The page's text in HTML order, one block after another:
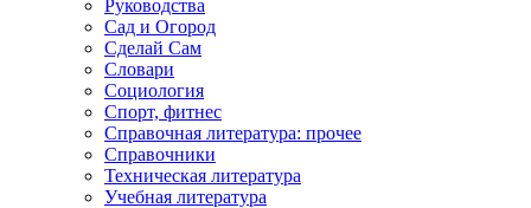
Руководства
Сад и Огород
Сделай Сам
Словари
Социология
Спорт, фитнес
Справочная литература: прочее
Справочники
Техническая литература
Учебная литература